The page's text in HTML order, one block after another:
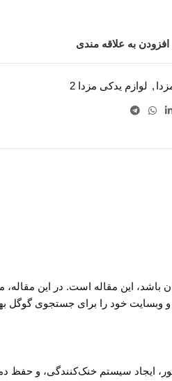
افزودن به علاقه مندی
, لوازم یدکی مزدا 2
این اطلاعات علاقه‌مندی‌تان باشد، این مقاله است.
حیاتی دارد: تامین آب به موتور، ایجاد سیستم